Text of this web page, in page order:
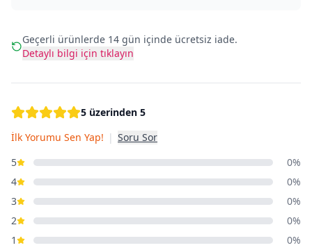
Geçerli ürünlerde 14 gün içinde ücretsiz iade.
Detaylı bilgi için tıklayın
5 üzerinden 5
İlk Yorumu Sen Yap! | Soru Sor
5
0%
4
0%
3
0%
2
0%
1
0%